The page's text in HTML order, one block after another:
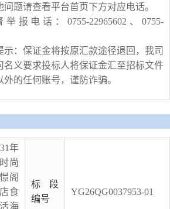
问题请查看平台首页下方对应电话。
报电话：0755-22965602、0755-
示：保证金将按原汇款途径退回，我司
名义要求投标人将保证金汇至招标文件
外的任何账号，谨防诈骗。
年
尚
阁
食
海
标段
编号
YG26QG0037953-01